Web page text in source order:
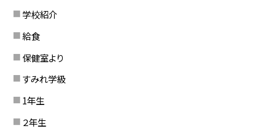
学校紹介
給食
保健室より
すみれ学級
1年生
２年生